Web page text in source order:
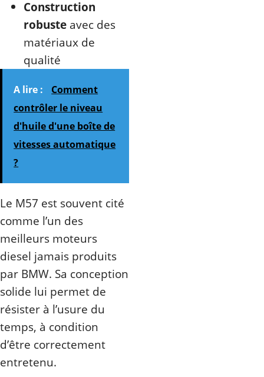
Construction
robuste avec des
matériaux de
qualité
A lire :
Comment
contrôler le niveau
d'huile d'une boîte de
vitesses automatique
?
Le M57 est souvent cité
comme l’un des
meilleurs moteurs
diesel jamais produits
par BMW. Sa conception
solide lui permet de
résister à l’usure du
temps, à condition
d’être correctement
entretenu.